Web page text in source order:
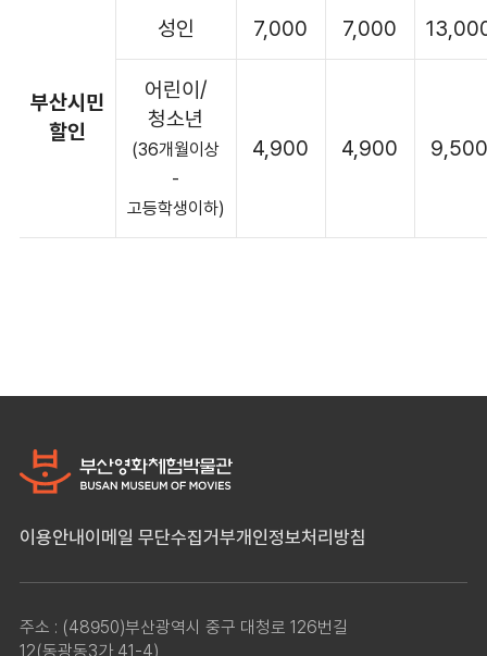
부산시민
할인
성인 7,000 7,000
어린이/
청소년
(36개월이상
-
고등학생이하)
4,900 4,900 9,500
이용안내 이메일 무단수집거부개인정보처리방침
주소 : (48950)부산광역시 중구 대청로 126번길
12(동광동3가 41-4)